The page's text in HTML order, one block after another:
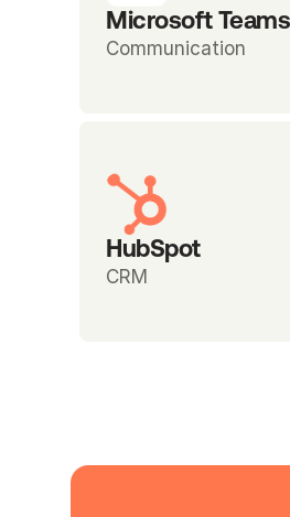
Microsoft Teams
Communication
HubSpot
CRM